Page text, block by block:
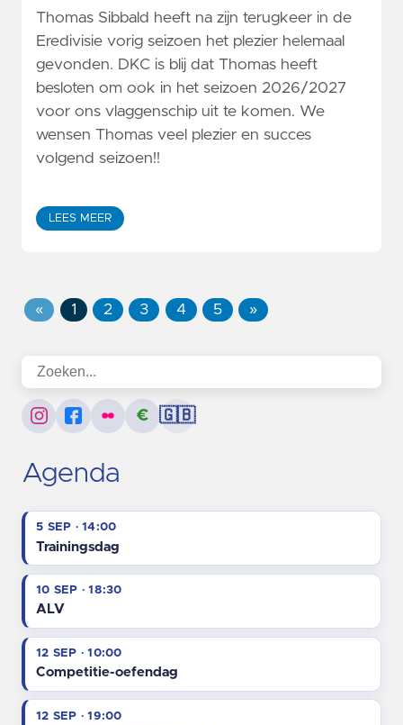
Thomas Sibbald heeft na zijn terugkeer in de
Eredivisie vorig seizoen het plezier helemaal
gevonden. DKC is blij dat Thomas heeft
besloten om ook in het seizoen 2026/2027
voor ons vlaggenschip uit te komen. We
wensen Thomas veel plezier en succes
volgend seizoen!!
LEES MEER
« 1 2 3 4 5 »
€ 🇬🇧
Agenda
5 SEP · 14:00
Trainingsdag
10 SEP · 18:30
ALV
12 SEP · 10:00
Competitie-oefendag
12 SEP · 19:00